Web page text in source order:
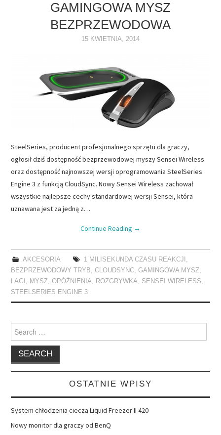
NAPĘDY
OPROGRAMOWANIE
GAMINGOWA MYSZ
BEZPRZEWODOWA
15 KWIETNIA, 2014
SteelSeries, producent profesjonalnego sprzętu dla graczy,
ogłosił dziś dostępność bezprzewodowej myszy Sensei Wireless
oraz dostępność najnowszej wersji oprogramowania SteelSeries
Engine 3 z funkcją CloudSync. Nowy Sensei Wireless zachował
wszystkie najlepsze cechy standardowej wersji Sensei, która
uznawana jest za jedną z…
Continue Reading →
AKCESORIA 1 MILISEKUNDA CZASU REAKCJI ,
BEZPRZEWODOWY TRYB,CLOUDSYNC,GAMINGOWA MYSZ,
LAGI , MYSZ,OPÓŹNIENIA, ROZGRYWKA, SENSEI WIRELESS,
STEELSERIES ENGINE 3
Search
for:
OSTATNIE WPISY
System chłodzenia cieczą Liquid Freezer II 420
Nowy monitor dla graczy od BenQ